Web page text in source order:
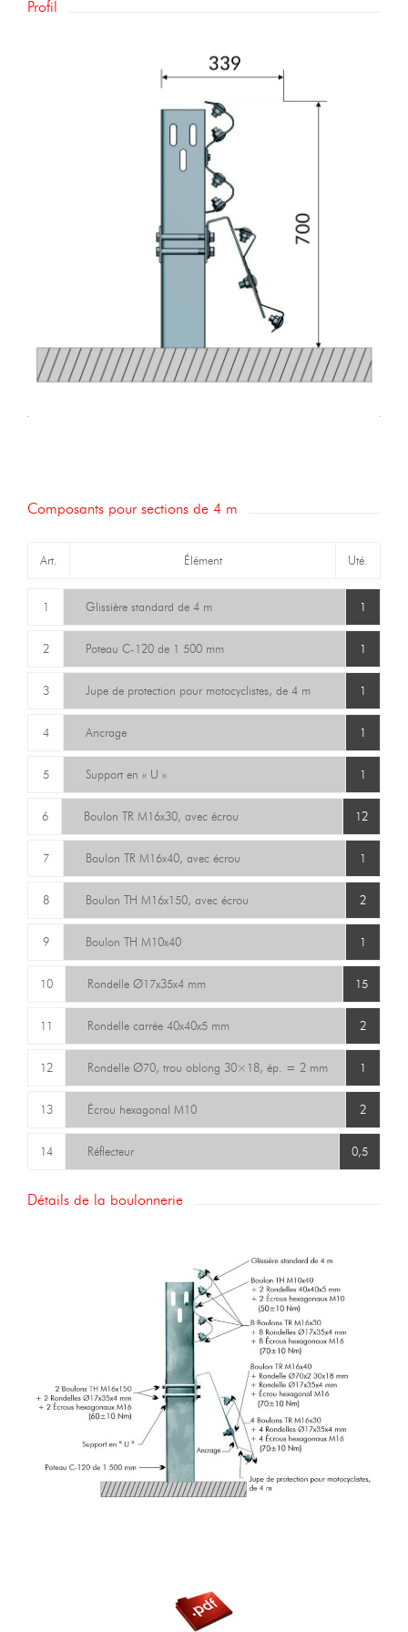
Profil
Composants pour sections de 4 m
Art. Élément Uté.
1 Glissière standard de 4 m 1
2 Poteau C-120 de 1 500 mm 1
3 Jupe de protection pour motocyclistes, de 4 m 1
4 Ancrage 1
5 Support en « U » 1
6 Boulon TR M16x30, avec écrou 12
7 Boulon TR M16x40, avec écrou 1
8 Boulon TH M16x150, avec écrou 2
9 Boulon TH M10x40 1
10 Rondelle Ø17x35x4 mm 15
11 Rondelle carrée 40x40x5 mm 2
12 Rondelle Ø70, trou oblong 30×18, ép. = 2 mm 1
13 Écrou hexagonal M10 2
14 Réflecteur 0,5
Détails de la boulonnerie